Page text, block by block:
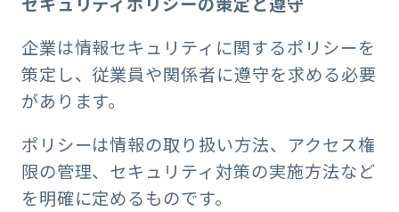
企業は情報セキュリティに関するポリシーを
策定し、従業員や関係者に遵守を求める必要
があります。
ポリシーは情報の取り扱い方法、アクセス権
限の管理、セキュリティ対策の実施方法など
を明確に定めるものです。